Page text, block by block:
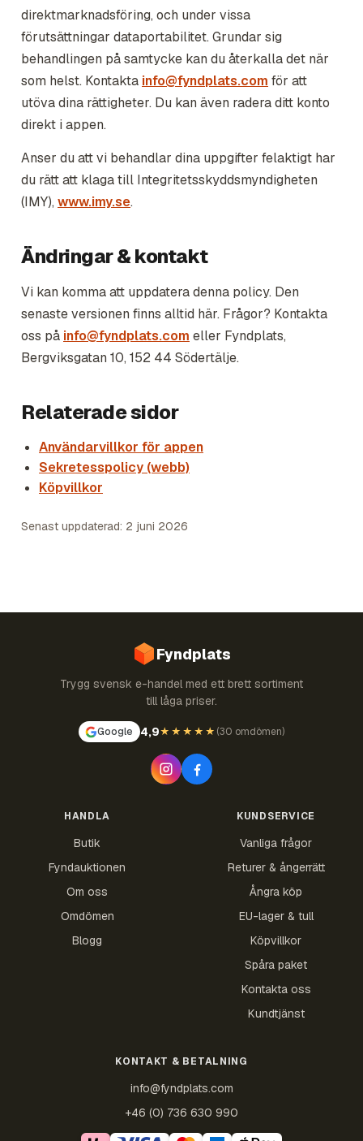
direktmarknadsföring, och under vissa
förutsättningar dataportabilitet. Grundar sig
behandlingen på samtycke kan du återkalla det när
som helst. Kontakta info@fyndplats.com för att
utöva dina rättigheter. Du kan även radera ditt konto
direkt i appen.
Anser du att vi behandlar dina uppgifter felaktigt har
du rätt att klaga till Integritetsskyddsmyndigheten
(IMY), www.imy.se.
Ändringar & kontakt
Vi kan komma att uppdatera denna policy. Den
senaste versionen finns alltid här. Frågor? Kontakta
oss på info@fyndplats.com eller Fyndplats,
Bergviksgatan 10, 152 44 Södertälje.
Relaterade sidor
Användarvillkor för appen
Sekretesspolicy (webb)
Köpvillkor
Senast uppdaterad: 2 juni 2026
Fyndplats
Trygg svensk e-handel med ett brett sortiment
till låga priser.
Google 4,9★★★★★ (30 omdömen)
HANDLA
Butik
Fyndauktionen
Om oss
Omdömen
Blogg
KUNDSERVICE
Vanliga frågor
Returer & ångerrätt
Ångra köp
EU-lager & tull
Köpvillkor
Spåra paket
Kontakta oss
Kundtjänst
KONTAKT & BETALNING
info@fyndplats.com
+46 (0) 736 630 990